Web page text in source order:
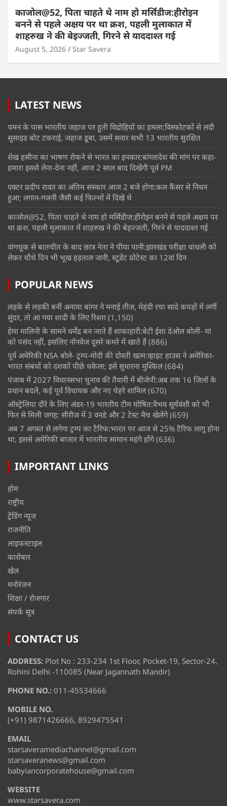
काजोल@52, पिता चाहते थे नाम हो मर्सिडीज:हीरोइन
बनने से पहले अक्षय पर था क्रश, पहली मुलाकात में
शाहरुख ने की बेइज्जती, गिरने से याददाश्त गई
August 5, 2026 Star Savera
LATEST NEWS
यमन के पास भारतीय जहाज पर हूती विद्रोहियों का हमला:विस्फोटकों से लदी
सुसाइड बोट टकराई, जहाज डूबा, उसमें सवार सभी 13 भारतीय सुरक्षित
शेख हसीना का भाषण रोकने से भारत का इनकार:बांग्लादेश की मांग पर कहा-
हमारा इससे लेना-देना नहीं, आज 2 साल बाद दिखेंगी पूर्व PM
एक्टर प्रदीप रावत का अंतिम संस्कार आज 2 बजे होगा:कल कैंसर से निधन
हुआ; लगान-गजनी जैसी कई फिल्मों में दिखे थे
काजोल@52, पिता चाहते थे नाम हो मर्सिडीज:हीरोइन बनने से पहले अक्षय पर
था क्रश, पहली मुलाकात में शाहरुख ने की बेइज्जती, गिरने से याददाश्त गई
वांगचुक से बातचीत के बाद छात्र नेता ने पीया पानी:झारखंड परीक्षा धांधली को
लेकर चौथे दिन भी भूख हड़ताल जारी, स्टूडेंट प्रोटेस्ट का 12वां दिन
POPULAR NEWS
लड़के से लड़की बनीं अनाया बांगर ने मनाई तीज, मेहंदी रचा सादे कपड़ों में लगीं
सुंदर, तो आ गया शादी के लिए रिश्ता (1,150)
हेमा मालिनी के सामने धर्मेंद्र बन जाते हैं शाकाहारी:बेटी ईशा देओल बोलीं- मां
को पसंद नहीं, इसलिए नॉनवेज दूसरे कमरे में खाते हैं (886)
पूर्व अमेरिकी NSA बोले- ट्रम्प-मोदी की दोस्ती खत्म:व्हाइट हाउस ने अमेरिका-
भारत संबंधों को दशकों पीछे धकेला; इसे सुधारना मुश्किल (684)
पंजाब में 2027 विधानसभा चुनाव की तैयारी में बीजेपी:अब तक 16 जिलों के
प्रधान बदले, कई पूर्व विधायक और नए चेहरे शामिल (670)
ऑस्ट्रेलिया दौरे के लिए अंडर-19 भारतीय टीम घोषित:वैभव सूर्यवंशी को भी
फिर से मिली जगह; सीरीज में 3 वनडे और 2 टेस्ट मैच खेलेंगे (659)
अब 7 अगस्त से लगेगा ट्रम्प का टैरिफ:भारत पर आज से 25% टैरिफ लागू होना
था, इससे अमेरिकी बाजार में भारतीय सामान महंगे होंगे (636)
IMPORTANT LINKS
होम
राष्ट्रीय
ट्रेंडिंग न्यूज
राजनीति
लाइफस्टाइल
कारोबार
खेल
मनोरंजन
शिक्षा / रोजगार
संपर्क सूत्र
CONTACT US
ADDRESS: Plot No : 233-234 1st Floor, Pocket-19, Sector-24,
Rohini Delhi -110085 (Near Jagannath Mandir)
PHONE NO.: 011-45534666
MOBILE NO.
(+91) 9871426666, 8929475541
EMAIL
starsaveramediachannel@gmail.com
starsaveranews@gmail.com
babyiancorporatehouse@gmail.com
WEBSITE
www.starsavera.com